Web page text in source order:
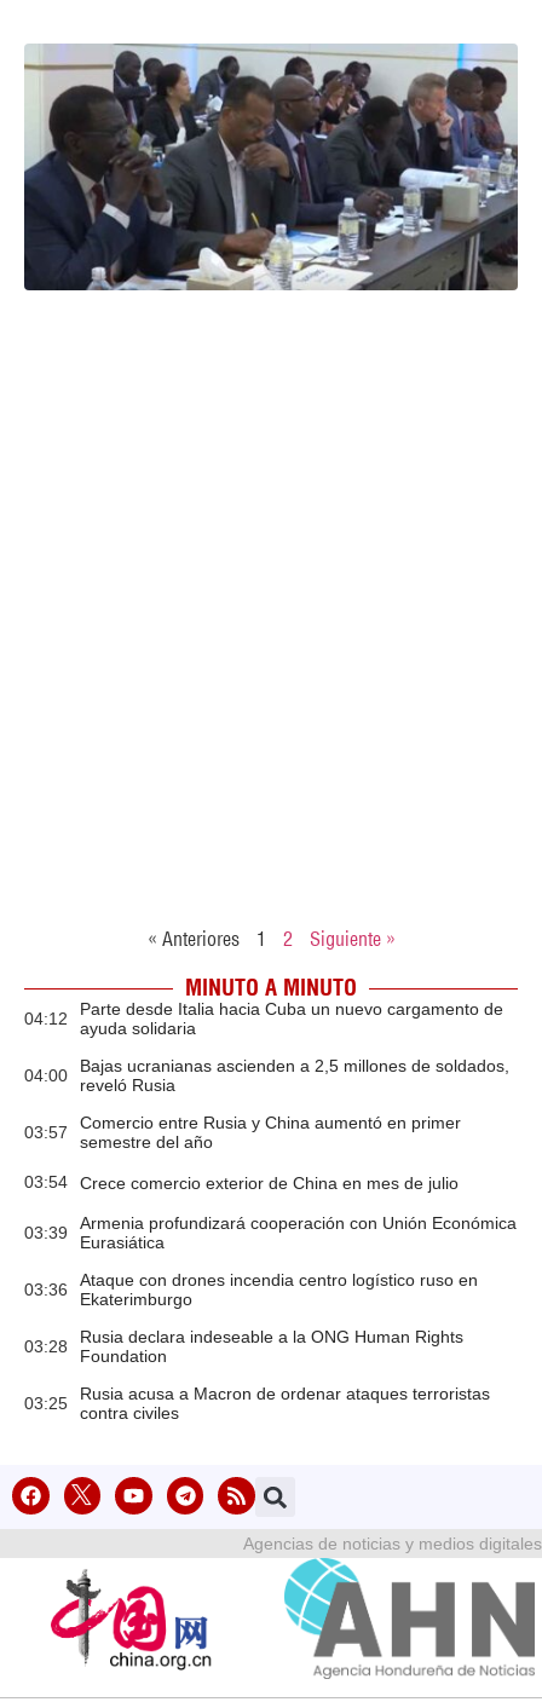
« Anteriores 1 2 Siguiente »
MINUTO A MINUTO
04:12
Parte desde Italia hacia Cuba un nuevo cargamento de
ayuda solidaria
04:00
Bajas ucranianas ascienden a 2,5 millones de soldados,
reveló Rusia
03:57
Comercio entre Rusia y China aumentó en primer
semestre del año
03:54 Crece comercio exterior de China en mes de julio
03:39
Armenia profundizará cooperación con Unión Económica
Eurasiática
03:36
Ataque con drones incendia centro logístico ruso en
Ekaterimburgo
03:28
Rusia declara indeseable a la ONG Human Rights
Foundation
03:25
Rusia acusa a Macron de ordenar ataques terroristas
contra civiles
Agencias de noticias y medios digitales